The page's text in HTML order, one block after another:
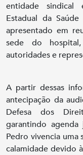
entidade sindical
Estadual da
apresentado em
sede do
autoridades e
A partir dessas
antecipação da
Defesa dos
garantindo
Pedro vivencia
calamidade devido